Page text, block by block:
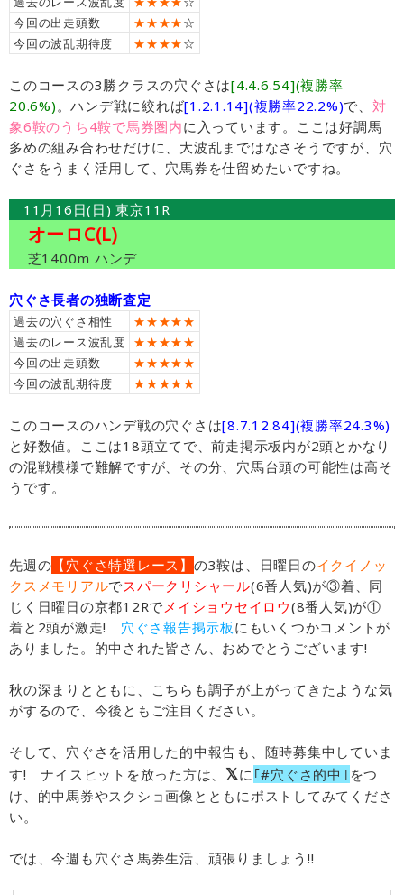
今回の出走頭数
★★★★☆
今回の波乱期待度
★★★★☆
このコースの3勝クラスの穴ぐさは[4.4.6.54](複勝率
20.6%)。ハンデ戦に絞れば[1.2.1.14](複勝率22.2%)で、 対
象6鞍のうち4鞍で馬券圏内に入っています。ここは好調馬
多めの組み合わせだけに、大波乱まではなさそうですが、穴
ぐさをうまく活用して、穴馬券を仕留めたいですね。
11月16日(日) 東京11R
オーロC(L)
芝1400m ハンデ
穴ぐさ長者の独断査定
過去の穴ぐさ相性
★★★★★
過去のレース波乱度
★★★★★
今回の出走頭数
★★★★★
今回の波乱期待度
★★★★★
このコースのハンデ戦の穴ぐさは[8.7.12.84](複勝率24.3%)
と好数値。ここは18頭立てで、前走掲示板内が2頭とかなり
の混戦模様で難解ですが、その分、穴馬台頭の可能性は高そ
うです。
先週の 【穴ぐさ特選レース】 の3鞍は、日曜日のイクイノッ
クスメモリアルでスパークリシャール(6番人気)が③着、同
じく日曜日の京都12Rでメイショウセイロウ(8番人気)が①
着と2頭が激走! 穴ぐさ報告掲示板 にもいくつかコメントが
ありました。的中された皆さん、おめでとうございます!
秋の深まりとともに、こちらも調子が上がってきたような気
がするので、今後ともご注目ください。
そして、穴ぐさを活用した的中報告も、随時募集中していま
す! ナイスヒットを放った方は、 𝕏に ｢#穴ぐさ的中｣ をつ
け、的中馬券やスクショ画像とともにポストしてみてくださ
い。
では、今週も穴ぐさ馬券生活、頑張りましょう!!